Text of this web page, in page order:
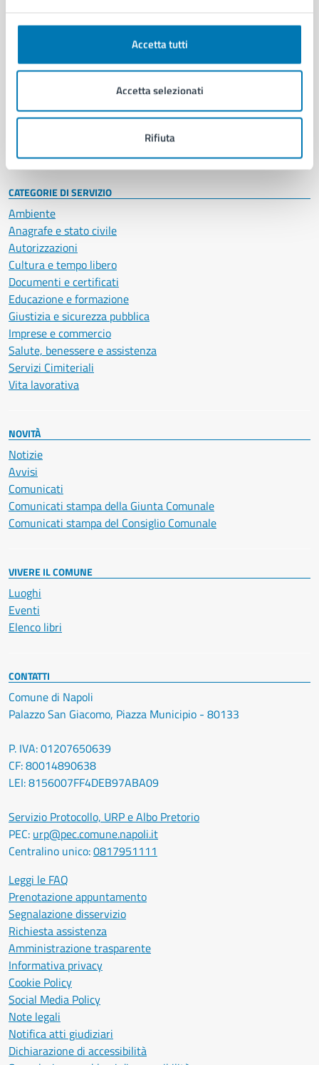
Accetta tutti
Accetta selezionati
Rifiuta
Organi di governo
Enti e fondazioni
Personale amministrativo
Intranet, posta aziendale e protocollo
CATEGORIE DI SERVIZIO
Ambiente
Anagrafe e stato civile
Autorizzazioni
Cultura e tempo libero
Documenti e certificati
Educazione e formazione
Giustizia e sicurezza pubblica
Imprese e commercio
Salute, benessere e assistenza
Servizi Cimiteriali
Vita lavorativa
NOVITÀ
Notizie
Avvisi
Comunicati
Comunicati stampa della Giunta Comunale
Comunicati stampa del Consiglio Comunale
VIVERE IL COMUNE
Luoghi
Eventi
Elenco libri
CONTATTI
Comune di Napoli
Palazzo San Giacomo, Piazza Municipio - 80133
P. IVA: 01207650639
CF: 80014890638
LEI: 8156007FF4DEB97ABA09
Servizio Protocollo, URP e Albo Pretorio
PEC: urp@pec.comune.napoli.it
Centralino unico:0817951111
Leggi le FAQ
Prenotazione appuntamento
Segnalazione disservizio
Richiesta assistenza
Amministrazione trasparente
Informativa privacy
Cookie Policy
Social Media Policy
Note legali
Notifica atti giudiziari
Dichiarazione di accessibilità